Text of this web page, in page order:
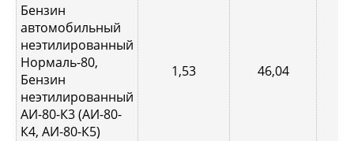
Бензин
автомобильный
неэтилированный
Нормаль-80,
Бензин
неэтилированный
АИ-80-К3 (АИ-80-
К4, АИ-80-К5)
1,53 46,04